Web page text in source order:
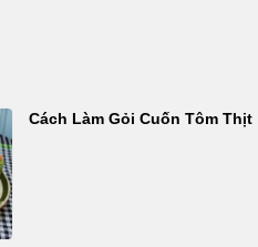
Cách Làm Gỏi Cuốn Tôm Thịt